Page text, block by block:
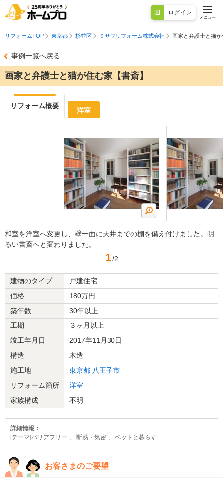
ログイン
メニュー
リフォームTOP 東京都 杉並区 ミサワリフォーム株式会社 画家と弁護士と猫
事例一覧へ戻る
画家と弁護士と猫が住む家【書斎】
リフォーム概要
洋室
和室を洋室へ変更し、壁一面に天井までの棚を備え付けました。明
るい書斎へと変わりました。
1 /2
建物のタイプ
戸建住宅
価格
180万円
築年数
30年以上
工期
３ヶ月以上
竣工年月日
2017年11月30日
構造
木造
施工地
東京都 八王子市
リフォーム箇所
洋室
家族構成
不明
詳細情報：
[テーマ]バリアフリー 、 断熱・気密 、 ペットと暮らす
お客さまのご要望